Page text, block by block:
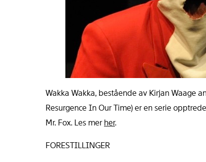
Wakka Wakka, bestående av Kirjan Waage
Resurgence In Our Time) er en serie
Mr. Fox. Les merher.
FORESTILLINGER